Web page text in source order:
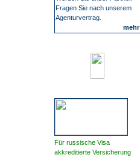
Fragen Sie nach unserem
Agenturvertrag.
mehr
Für russische Visa
akkreditierte Versicherung